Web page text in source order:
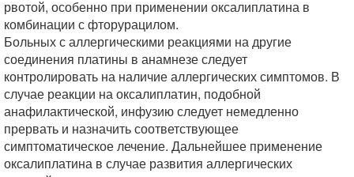
рвотой, особенно при применении оксалиплатина в
комбинации с фторурацилом.
Больных с аллергическими реакциями на другие
соединения платины в анамнезе следует
контролировать на наличие аллергических симптомов. В
случае реакции на оксалиплатин, подобной
анафилактической, инфузию следует немедленно
прервать и назначить соответствующее
симптоматическое лечение. Дальнейшее применение
оксалиплатина в случае развития аллергических